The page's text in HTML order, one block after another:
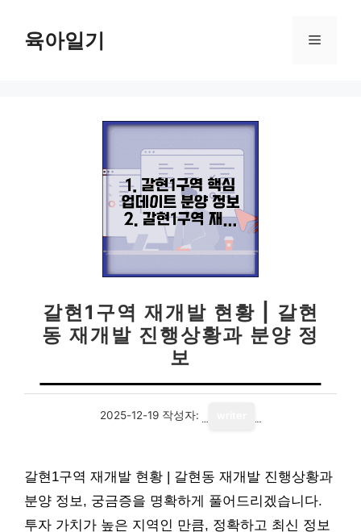
육아일기 메
갈현1구역 재개발 현황 | 갈현
동 재개발 진행상황과 분양 정
보
2025-12-19 작성자:
갈현1구역 재개발 현황 | 갈현동 재개발 진행상황과
분양 정보, 궁금증을 명확하게 풀어드리겠습니다.
투자 가치가 높은 지역인 만큼, 정확하고 최신 정보